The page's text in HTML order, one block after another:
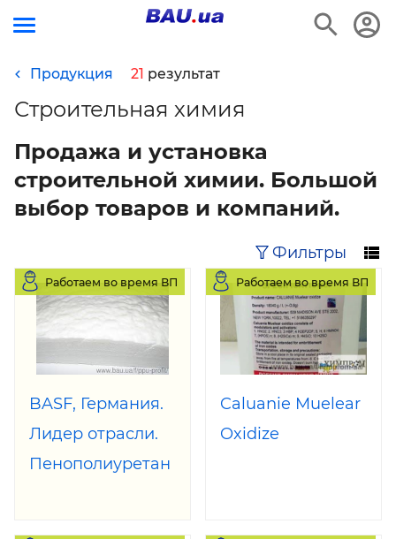
Продукция 21 результат
Строительная химия
Продажа и установка
строительной химии. Большой
выбор товаров и компаний.
Фильтры
Работаем во время ВП
BASF, Германия.
Лидер отрасли.
Пенополиуретан
Работаем во время ВП
Caluanie Muelear
Oxidize